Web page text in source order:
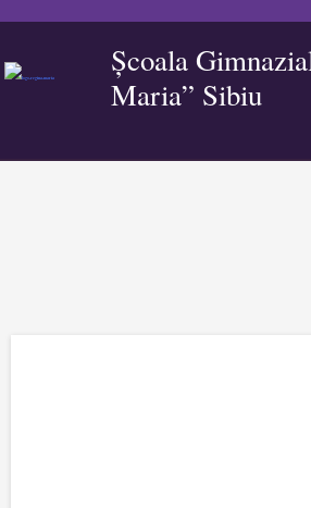
Școala
Maria” Sibiu